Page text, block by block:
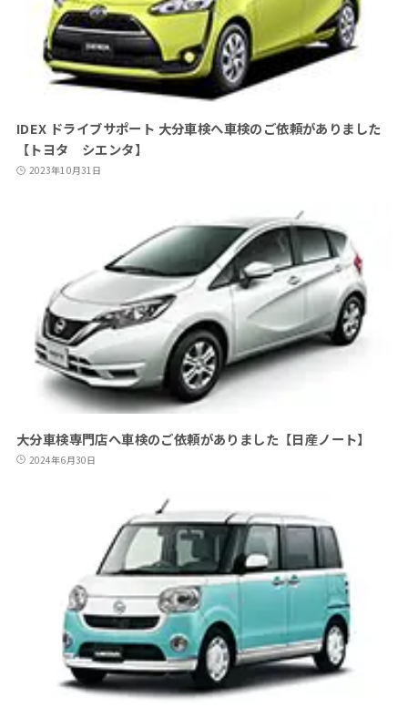
IDEX ドライブサポート 大分車検へ車検のご依頼がありました
【トヨタ シエンタ】
2023年10月31日
大分車検専門店へ車検のご依頼がありました【日産ノート】
2024年6月30日